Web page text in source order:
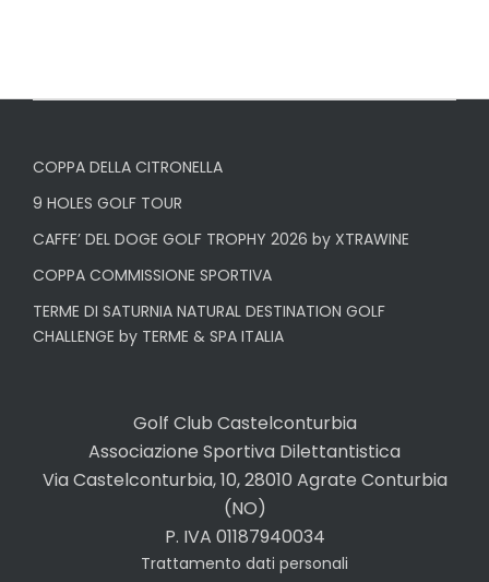
COPPA DELLA CITRONELLA
9 HOLES GOLF TOUR
CAFFE’ DEL DOGE GOLF TROPHY 2026 by XTRAWINE
COPPA COMMISSIONE SPORTIVA
TERME DI SATURNIA NATURAL DESTINATION GOLF
CHALLENGE by TERME & SPA ITALIA
Golf Club Castelconturbia
Associazione Sportiva Dilettantistica
Via Castelconturbia, 10, 28010 Agrate Conturbia
(NO)
P. IVA 01187940034
Trattamento dati personali